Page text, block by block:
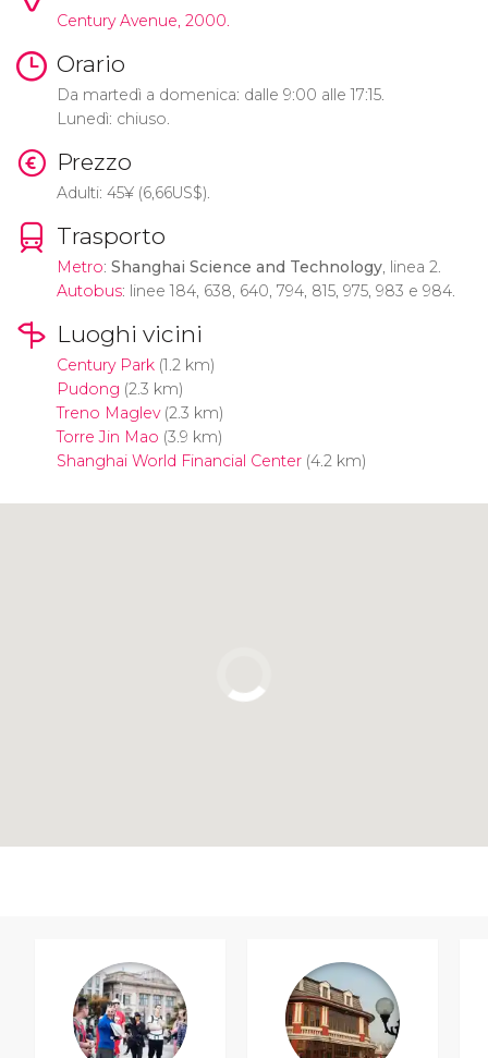
Century Avenue, 2000.
Orario
Da martedì a domenica: dalle 9:00 alle 17:15.
Lunedì: chiuso.
Prezzo
Adulti: 45¥(6,66US$).
Trasporto
Metro: Shanghai Science and Technology, linea 2.
Autobus: linee 184, 638, 640, 794, 815, 975, 983 e 984.
Luoghi vicini
Century Park(1.2 km)
Pudong (2.3 km)
Treno Maglev(2.3 km)
Torre Jin Mao (3.9 km)
Shanghai World Financial Center(4.2 km)